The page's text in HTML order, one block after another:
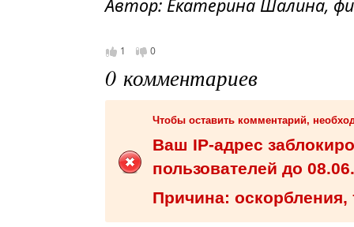
Автор: Екатерина Шалина,
1 0
0 комментариев
Чтобы оставить комментарий,
Ваш IP-адрес
пользователей до
Причина: оскорбления,